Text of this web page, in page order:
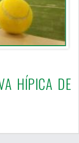
HÍPICA DE